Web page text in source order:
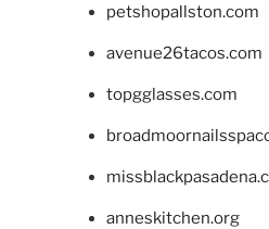
petshopallston.com
avenue26tacos.com
topgglasses.com
anneskitchen.org